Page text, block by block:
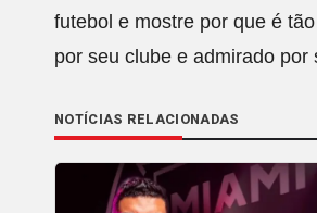
futebol e mostre por que é
por seu clube e admirado por
NOTÍCIAS RELACIONADAS